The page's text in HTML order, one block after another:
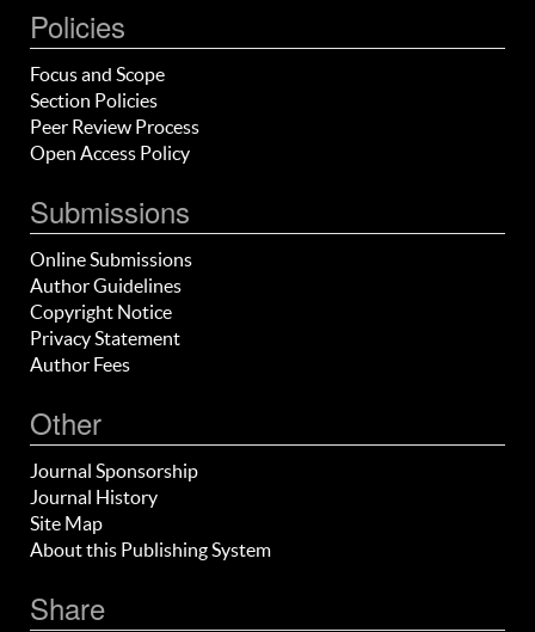
Policies
Focus and Scope
Section Policies
Peer Review Process
Open Access Policy
Submissions
Online Submissions
Author Guidelines
Copyright Notice
Privacy Statement
Author Fees
Other
Journal Sponsorship
Journal History
Site Map
About this Publishing System
Share